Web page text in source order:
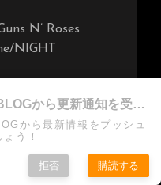
N’ Roses
NIGHT
SATSUMA3042 BLOGから更新通知を受け取る
から最新情報をプッシュ
う！
拒否 購読する